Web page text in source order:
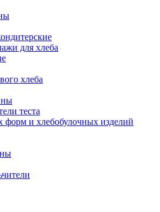
для хлеба
хлеба
теста
и хлебобулочных изделий